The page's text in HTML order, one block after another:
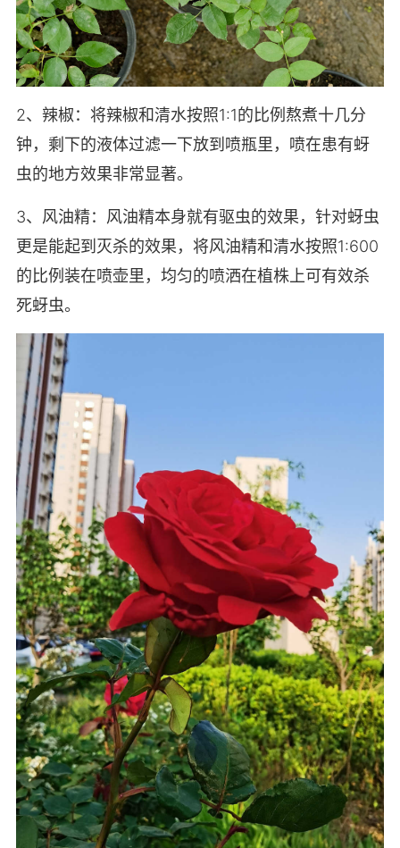
2、辣椒：将辣椒和清水按照1:1的比例熬煮十几分
钟，剩下的液体过滤一下放到喷瓶里，喷在患有蚜
虫的地方效果非常显著。
3、风油精：风油精本身就有驱虫的效果，针对蚜虫
更是能起到灭杀的效果，将风油精和清水按照1:600
的比例装在喷壶里，均匀的喷洒在植株上可有效杀
死蚜虫。